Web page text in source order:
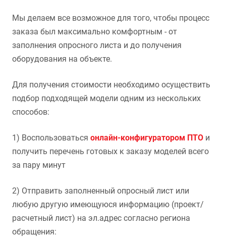
Мы делаем все возможное для того, чтобы процесс
заказа был максимально комфортным - от
заполнения опросного листа и до получения
оборудования на объекте.
Для получения стоимости необходимо осуществить
подбор подходящей модели одним из нескольких
способов:
1) Воспользоваться онлайн-конфигуратором ПТО и
получить перечень готовых к заказу моделей всего
за пару минут
2) Отправить заполненный опросный лист или
любую другую имеющуюся информацию (проект/
расчетный лист) на эл.адрес согласно региона
обращения: